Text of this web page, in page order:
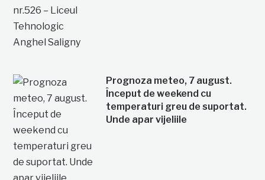
Prognoza meteo, 7 august.
Început de weekend cu
temperaturi greu de suportat.
Unde apar vijeliile